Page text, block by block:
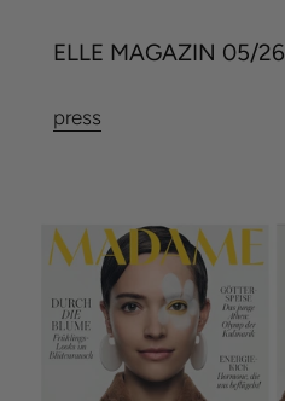
ELLE MAGAZIN 05/26
press